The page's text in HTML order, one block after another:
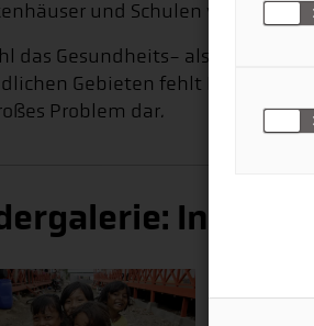
und Schulen
das Gesundheits- als auch das
Gebieten fehlt
Problem dar.